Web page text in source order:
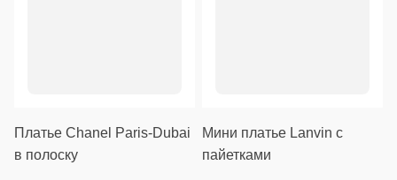
Платье Chanel Paris-Dubai
в полоску
Мини платье Lanvin с
пайетками